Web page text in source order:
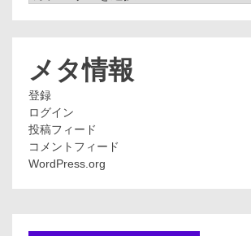
メタ情報
登録
ログイン
投稿フィード
コメントフィード
WordPress.org